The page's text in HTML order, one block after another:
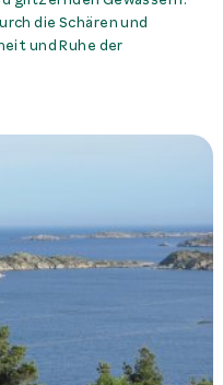
die Schären und
und Ruhe der